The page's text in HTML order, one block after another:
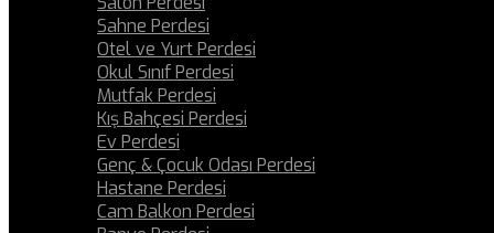
Sahne Perdesi
Otel ve Yurt Perdesi
Okul Sınıf Perdesi
Mutfak Perdesi
Kış Bahçesi Perdesi
Ev Perdesi
Genç & Çocuk Odası Perdesi
Hastane Perdesi
Cam Balkon Perdesi